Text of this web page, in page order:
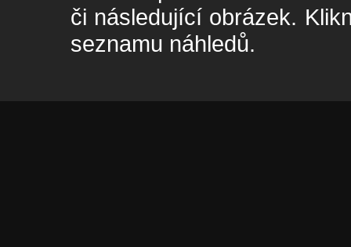
či následující obrázek.
seznamu náhledů.